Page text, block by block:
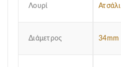
Λουρί Ατσάλι
Διάμετρος 34mm